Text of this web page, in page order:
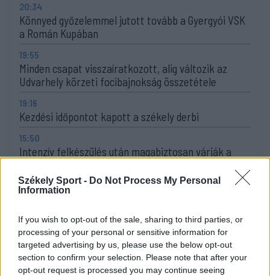
Székely Sport - Do Not Process My Personal
Information
If you wish to opt-out of the sale, sharing to third parties, or
processing of your personal or sensitive information for
targeted advertising by us, please use the below opt-out
section to confirm your selection. Please note that after your
opt-out request is processed you may continue seeing
20:34
Könnyed győzelemmel jutott tovább a Gyergyói VSK
a Román Kupában
19:55
Minden csapat visszaíratkozott, alig változik az
Udvarhely körzeti focibajnokság összetétele
19:16
Kezdési időpontot kapott a székely derbi
15:50
Intenzív felkészülés után magabiztosan várják a
14:42
kapus
13:39
Szembementek a trenddel: a Sepsi OSK és az FK
Csíkszereda kilóg a sorból a Szuperligában